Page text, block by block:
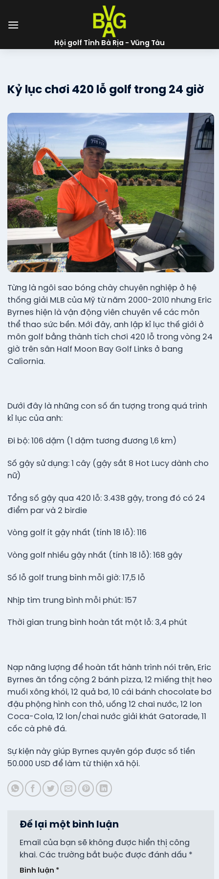
content
Hội golf Tỉnh Bà Rịa - Vũng Tàu
Kỷ lục chơi 420 lỗ golf trong 24 giờ
Từng là ngôi sao bóng chày chuyên nghiệp ở hệ
thống giải MLB của Mỹ từ năm 2000-2010 nhưng Eric
Byrnes hiện là vận động viên chuyên về các môn
thể thao sức bền. Mới đây, anh lập kỉ lục thế giới ở
môn golf bằng thành tích chơi 420 lỗ trong vòng 24
giờ trên sân Half Moon Bay Golf Links ở bang
Calìornia.
Dưới đây là những con số ấn tượng trong quá trình
kỉ lục của anh:
Đi bộ: 106 dặm (1 dặm tương đương 1,6 km)
Số gậy sử dụng: 1 cây (gậy sắt 8 Hot Lucy dành cho
nữ)
Tổng số gậy qua 420 lỗ: 3.438 gậy, trong đó có 24
điểm par và 2 birdie
Vòng golf ít gậy nhất (tính 18 lỗ): 116
Vòng golf nhiều gậy nhất (tính 18 lỗ): 168 gậy
Số lỗ golf trung bình mỗi giờ: 17,5 lỗ
Nhịp tim trung bình mỗi phút: 157
Thời gian trung bình hoàn tất một lỗ: 3,4 phút
Nạp năng lượng để hoàn tất hành trình nói trên, Eric
Byrnes ăn tổng cộng 2 bánh pizza, 12 miếng thịt heo
muối xông khói, 12 quả bơ, 10 cái bánh chocolate bơ
đậu phộng hình con thỏ, uống 12 chai nước, 12 lon
Coca-Cola, 12 lon/chai nước giải khát Gatorade, 11
cốc cà phê đá.
Sự kiện này giúp Byrnes quyên góp được số tiền
50.000 USD để làm từ thiện xã hội.
Để lại một bình luận
Email của bạn sẽ không được hiển thị công
khai. Các trường bắt buộc được đánh dấu *
Bình luận *